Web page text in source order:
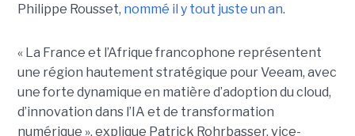
Philippe Rousset, nommé il y tout juste un an.
« La France et l’Afrique francophone représentent
une région hautement stratégique pour Veeam, avec
une forte dynamique en matière d’adoption du cloud,
d’innovation dans l’IA et de transformation
numérique », explique Patrick Rohrbasser, vice-